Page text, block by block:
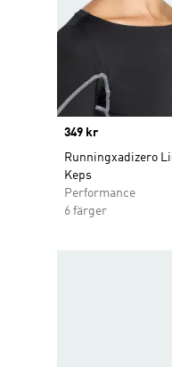
Price
349 kr
Runningxadizero
Keps
Performance
6 färger